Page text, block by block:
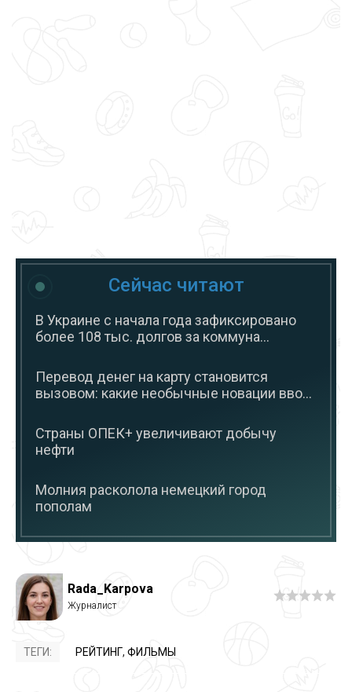
Сейчас читают
В Украине с начала года зафиксировано
более 108 тыс. долгов за коммуна...
Перевод денег на карту становится
вызовом: какие необычные новации вво...
Страны ОПЕК+ увеличивают добычу
нефти
Молния расколола немецкий город
пополам
Rada_Karpova
ТЕГИ: РЕЙТИНГ, ФИЛЬМЫ